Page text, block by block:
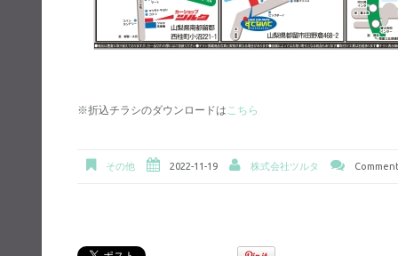
※折込チラシのダウンロードは こちら
その他 2022-11-19 株式会社ツルタ